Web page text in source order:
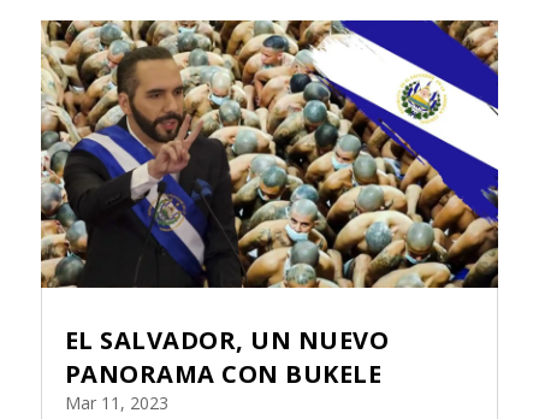
EL SALVADOR, UN NUEVO
PANORAMA CON BUKELE
Mar 11, 2023